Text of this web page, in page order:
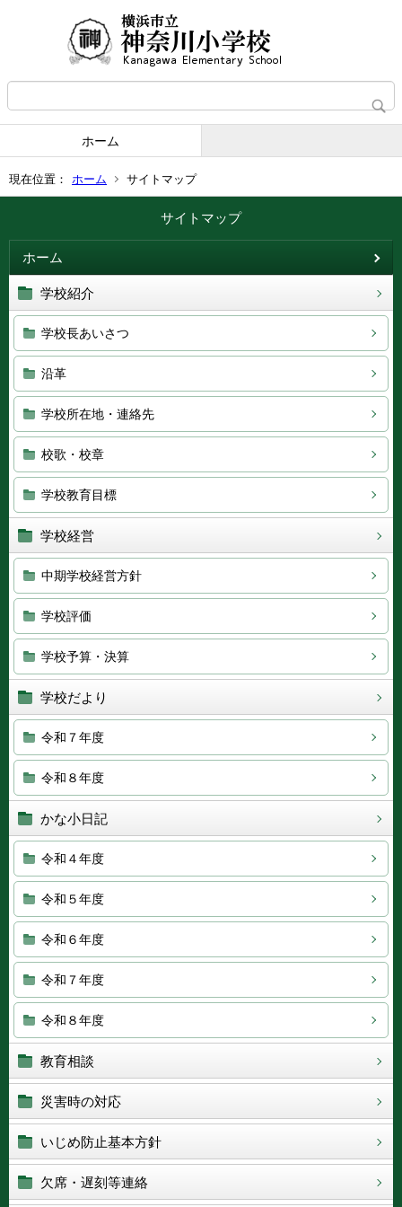
ホーム
現在位置： ホーム サイトマップ
サイトマップ
ホーム
学校紹介
学校長あいさつ
沿革
学校所在地・連絡先
校歌・校章
学校教育目標
学校経営
中期学校経営方針
学校評価
学校予算・決算
学校だより
令和７年度
令和８年度
かな小日記
令和４年度
令和５年度
令和６年度
令和７年度
令和８年度
教育相談
災害時の対応
いじめ防止基本方針
欠席・遅刻等連絡